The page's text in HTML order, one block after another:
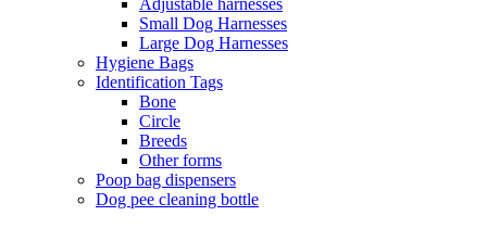
Adjustable harnesses
Small Dog Harnesses
Large Dog Harnesses
Hygiene Bags
Identification Tags
Bone
Circle
Breeds
Other forms
Poop bag dispensers
Dog pee cleaning bottle